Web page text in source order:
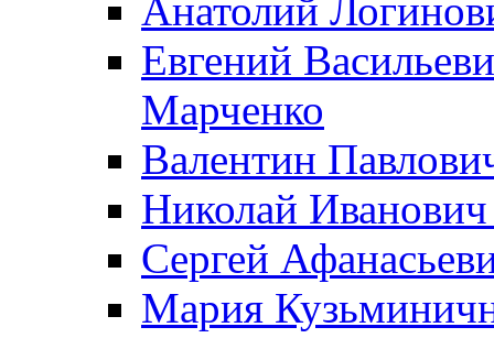
Анатолий
Евгений
Марченко
Валентин
Николай Иванович
Сергей
Мария